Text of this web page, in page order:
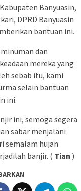
Banyuasin,
DPRD Banyuasin
bantuan ini.
dan
mereka yang
sebab itu, kami
selain bantuan
ini.
ini, semoga segera
sabar menjalani
semalam hujan
banjir. ( Tian )